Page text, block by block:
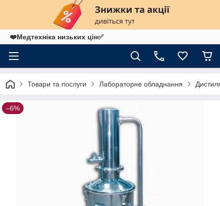
❤️Медтехніка низьких цін✅
Товари та послуги Лабораторне обладнання
–6%